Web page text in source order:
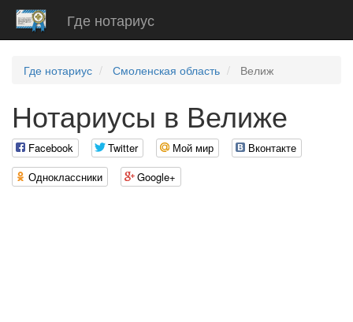
Где нотариус
Где нотариус Смоленская область Велиж
Нотариусы в Велиже
Facebook Twitter Мой мир
Вконтакте
Одноклассники
Google+